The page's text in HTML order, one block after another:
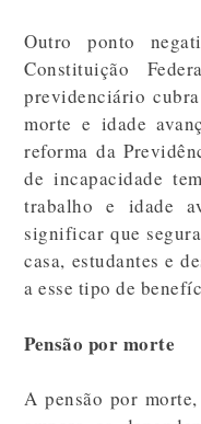
Outro ponto
Constituição
previdenciário
morte e idade
reforma da
de incapacidade
trabalho e idade
significar que
casa, estudantes e
a esse tipo de
Pensão por morte
A pensão por